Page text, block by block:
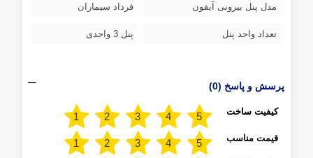
مدل پنل بیرونی آیفون فرداد سیماران
تعداد واحد پنل پنل 3 واحدی
پرسش و پاسخ (0)
کیفیت ساخت
قیمت مناسب